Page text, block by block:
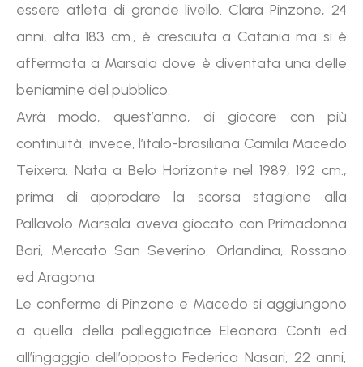
essere atleta di grande livello. Clara Pinzone, 24
anni, alta 183 cm., è cresciuta a Catania ma si è
affermata a Marsala dove è diventata una delle
beniamine del pubblico.
Avrà modo, quest’anno, di giocare con più
continuità, invece, l’italo-brasiliana Camila Macedo
Teixera. Nata a Belo Horizonte nel 1989, 192 cm.,
prima di approdare la scorsa stagione alla
Pallavolo Marsala aveva giocato con Primadonna
Bari, Mercato San Severino, Orlandina, Rossano
ed Aragona.
Le conferme di Pinzone e Macedo si aggiungono
a quella della palleggiatrice Eleonora Conti ed
all’ingaggio dell’opposto Federica Nasari, 22 anni,